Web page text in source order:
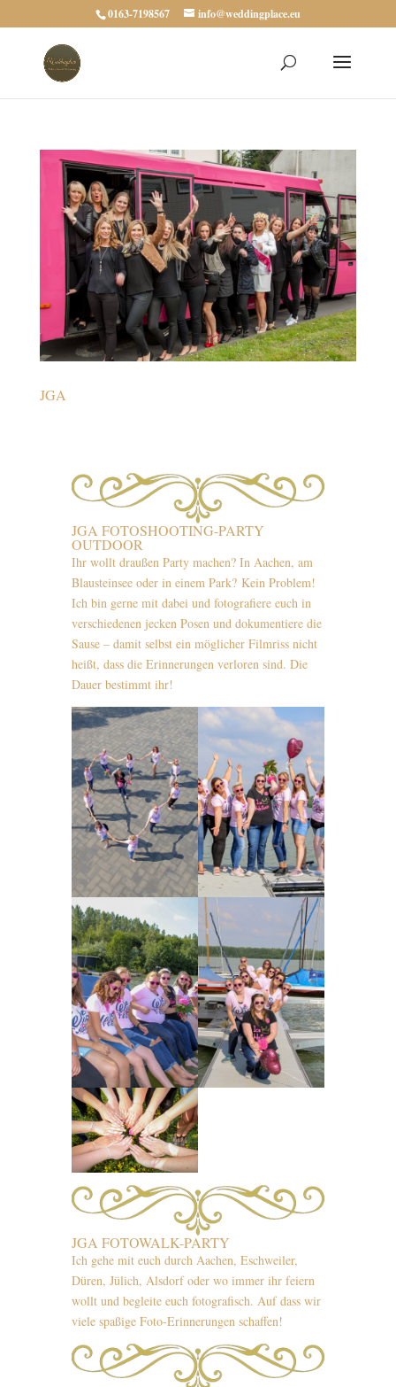
0163-7198567 info@weddingplace.eu
JGA
JGA FOTOSHOOTING-PARTY
OUTDOOR
Ihr wollt draußen Party machen? In Aachen, am
Blausteinsee oder in einem Park? Kein Problem!
Ich bin gerne mit dabei und fotografiere euch in
verschiedenen jecken Posen und dokumentiere die
Sause – damit selbst ein möglicher Filmriss nicht
heißt, dass die Erinnerungen verloren sind. Die
Dauer bestimmt ihr!
JGA FOTOWALK-PARTY
Ich gehe mit euch durch Aachen, Eschweiler,
Düren, Jülich, Alsdorf oder wo immer ihr feiern
wollt und begleite euch fotografisch. Auf dass wir
viele spaßige Foto-Erinnerungen schaffen!